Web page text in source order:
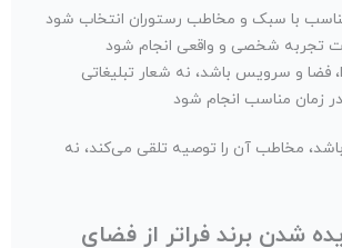
با سبک و مخاطب رستوران انتخاب شود
تجربه شخصی و واقعی انجام شود
فضا و سرویس باشد، نه شعار تبلیغاتی
در زمان مناسب انجام شود
مخاطب آن را توصیه تلقی می‌کند، نه
شدن برند فراتر از فضای